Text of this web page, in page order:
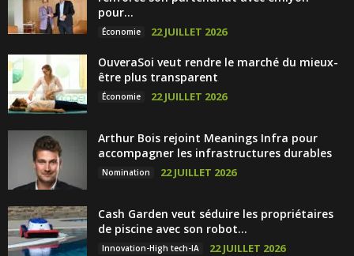
pour...
Économie 22 JUILLET 2026
OuveraSoi veut rendre le marché du mieux-
être plus transparent
Économie 22 JUILLET 2026
Arthur Bois rejoint Meanings Infra pour
accompagner les infrastructures durables
Nomination 22 JUILLET 2026
Cash Garden veut séduire les propriétaires
de piscine avec son robot...
Innovation-High tech-IA 22 JUILLET 2026